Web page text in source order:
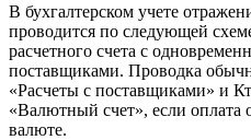
В бухгалтерском учете
проводится по следующей
расчетного счета с
поставщиками. Проводка
«Расчеты с поставщиками» и
«Валютный счет», если оплата
валюте.